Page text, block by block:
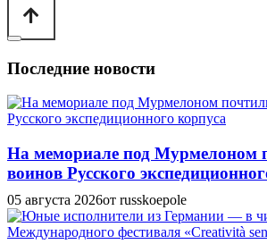
Последние новости
На мемориале под Мурмелоном
воинов Русского
05 августа 2026от russkoepole